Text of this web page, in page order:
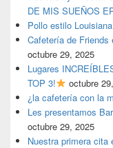
DE MIS SUEÑOS
Pollo estilo
Cafetería de Friends
octubre 29, 2025
Lugares
TOP 3!
octubre
¿la cafetería con la
Les presentamos
octubre 29, 2025
Nuestra primera cita